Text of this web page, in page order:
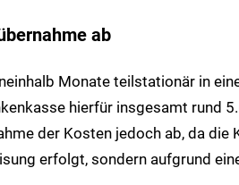
ab
Monate teilstationär in
hierfür insgesamt rund
der Kosten jedoch ab, da die
erfolgt, sondern aufgrund